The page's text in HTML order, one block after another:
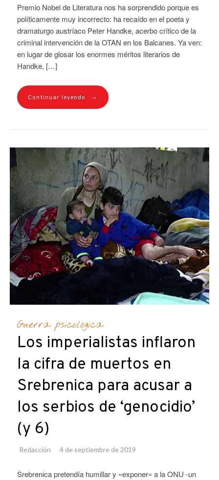
Premio Nobel de Literatura nos ha sorprendido porque es
políticamente muy incorrecto: ha recaído en el poeta y
dramaturgo austríaco Peter Handke, acerbo crítico de la
criminal intervención de la OTAN en los Balcanes. Ya ven:
en lugar de glosar los enormes méritos literarios de
Handke, […]
Continuar leyendo →
Guerra psicológica
Los imperialistas inflaron
la cifra de muertos en
Srebrenica para acusar a
los serbios de ‘genocidio’
(y 6)
Redacción 4 de septiembre de 2019
Srebrenica pretendía humillar y «exponer» a la ONU -un